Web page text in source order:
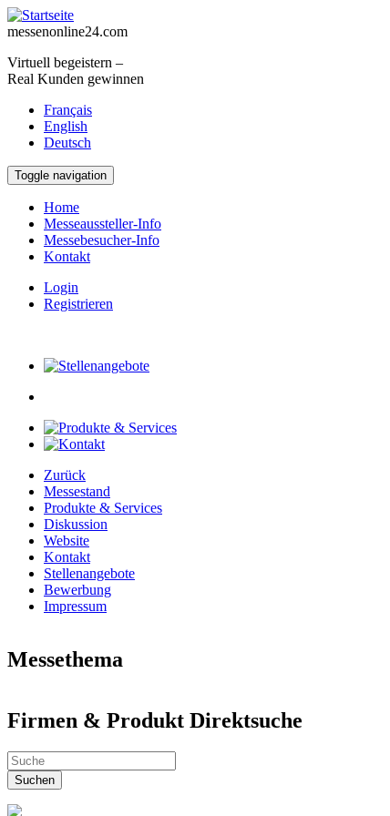
Direkt zum Inhalt
messenonline24.com
Virtuell begeistern –
Real Kunden gewinnen
Français
English
Deutsch
Toggle navigation
Home
Messeaussteller-Info
Messebesucher-Info
Kontakt
Login
Registrieren
Zurück
Messestand
Produkte & Services
Diskussion
Website
Kontakt
Stellenangebote
Bewerbung
Impressum
Messethema
Neues aus aller Welt
Welt der Kunst
Industrie & Technik Fachmesse
Dienstleistungen, Bildung & Jobs
Einzelhandel & Gastronomie
Firmen & Produkt Direktsuche
Suchen